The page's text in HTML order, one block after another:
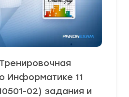
Информатике 11
02) задания и